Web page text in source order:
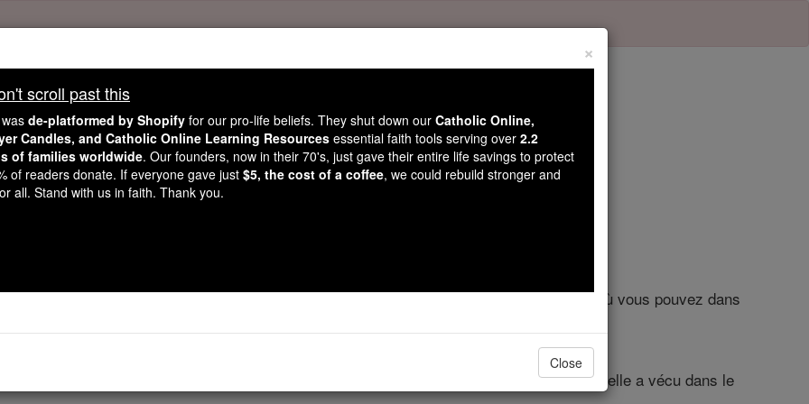
Daily Reading for Thursday, October ...
of the Rosary
2 Rois - Chapitre 8
dont le fils qu'il avait soulevé à la vie », éloignez-vous avec votre famille, et de vivre où vous pouvez dans
ce que l'homme de Dieu lui avait dit : elle partit, elle et sa famille, et pendant sept ans, elle a vécu dans le
×
scroll past this
de-platformed by Shopify for our pro-life beliefs. They shut down our Catholic Online,
Candles, and Catholic Online Learning Resources essential faith tools serving over 2.2
of families worldwide. Our founders, now in their 70's, just gave their entire life savings to protect
of readers donate. If everyone gave just $5, the cost of a coffee, we could rebuild stronger and
all. Stand with us in faith. Thank you.
Close